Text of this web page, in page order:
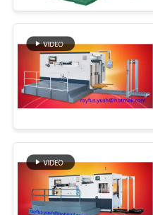
NOUS
VISITE
D'USINE
CONTRÔLE
DE
QUALITÉ
machine
cartons
Machine